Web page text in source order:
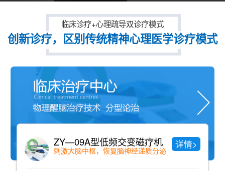
临床诊疗+心理疏导双诊疗模式
创新诊疗，区别传统精神心理医学诊疗模式
ZY—09A型低频交变磁疗机
刺激大脑中枢，恢复脑神经递质分泌
详情> 中